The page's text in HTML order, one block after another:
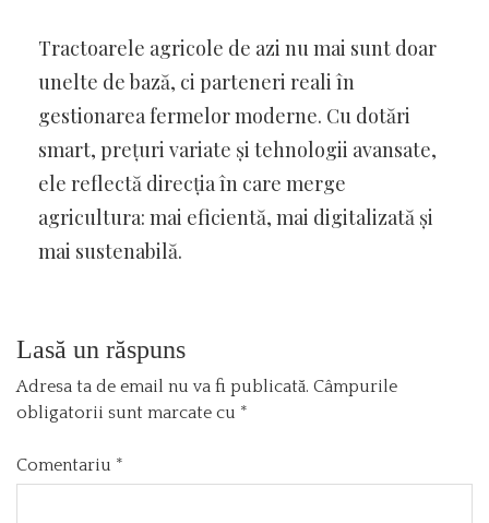
Tractoarele agricole de azi nu mai sunt doar
unelte de bază, ci parteneri reali în
gestionarea fermelor moderne. Cu dotări
smart, prețuri variate și tehnologii avansate,
ele reflectă direcția în care merge
agricultura: mai eficientă, mai digitalizată și
mai sustenabilă.
Lasă un răspuns
Adresa ta de email nu va fi publicată. Câmpurile
obligatorii sunt marcate cu *
Comentariu *